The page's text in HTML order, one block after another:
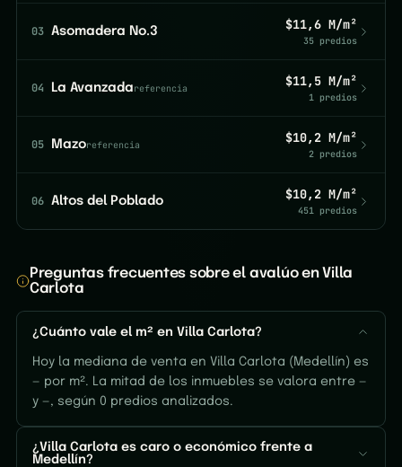
03 Asomadera No.3 $11,6 M/m²
35 predios
04 La Avanzadareferencia $11,5 M/m²
1 predios
05 Mazoreferencia $10,2 M/m²
2 predios
06 Altos del Poblado $10,2 M/m²
451 predios
Preguntas frecuentes sobre el avalúo en Villa
Carlota
¿Cuánto vale el m² en Villa Carlota?
Hoy la mediana de venta en Villa Carlota (Medellín) es
— por m². La mitad de los inmuebles se valora entre —
y —, según 0 predios analizados.
¿Villa Carlota es caro o económico frente a
Medellín?